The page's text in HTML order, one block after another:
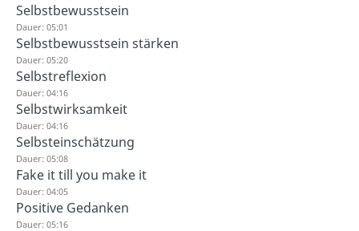
Selbstbewusstsein
Dauer: 05:01
Selbstbewusstsein stärken
Dauer: 05:20
Selbstreflexion
Dauer: 04:16
Selbstwirksamkeit
Dauer: 04:16
Selbsteinschätzung
Dauer: 05:08
Fake it till you make it
Dauer: 04:05
Positive Gedanken
Dauer: 05:16